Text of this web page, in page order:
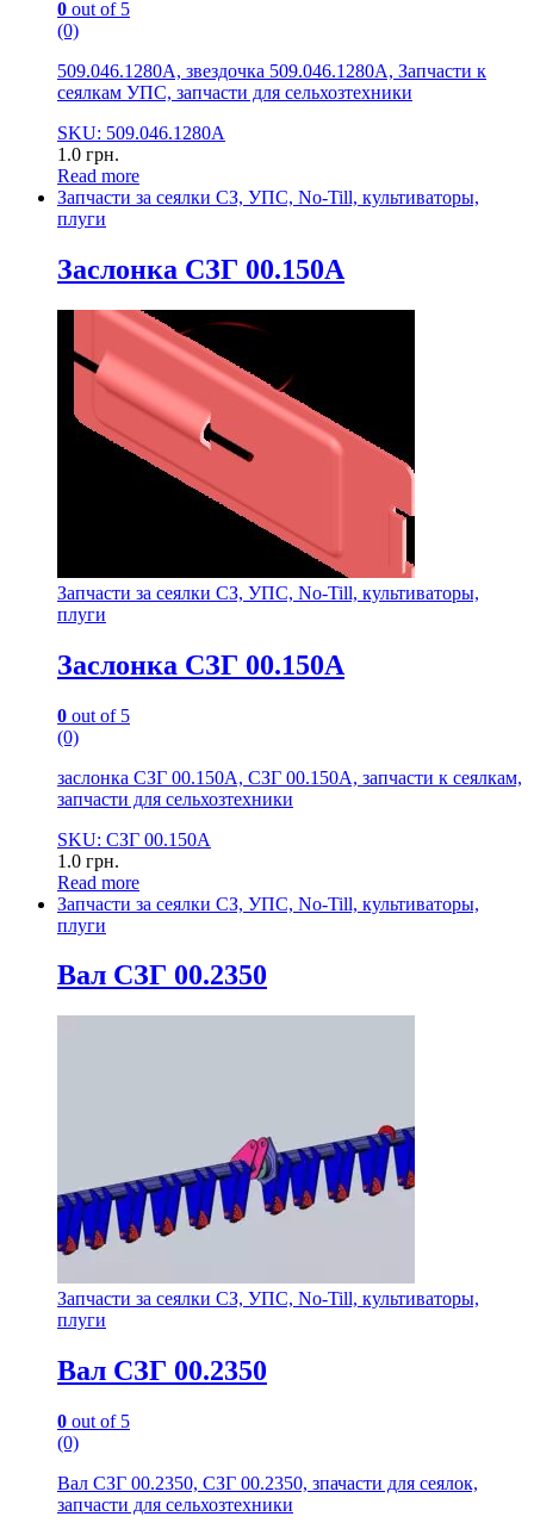
0 out of 5
(0)
509.046.1280А, звездочка 509.046.1280А, Запчасти к
сеялкам УПС, запчасти для сельхозтехники
SKU: 509.046.1280А
1.0 грн.
Read more
Запчасти за сеялки СЗ, УПС, No-Till, культиваторы,
плуги
Заслонка СЗГ 00.150А
Запчасти за сеялки СЗ, УПС, No-Till, культиваторы,
плуги
Заслонка СЗГ 00.150А
0 out of 5
(0)
заслонка СЗГ 00.150А, СЗГ 00.150А, запчасти к сеялкам,
запчасти для сельхозтехники
SKU: СЗГ 00.150А
1.0 грн.
Read more
Запчасти за сеялки СЗ, УПС, No-Till, культиваторы,
плуги
Вал СЗГ 00.2350
Запчасти за сеялки СЗ, УПС, No-Till, культиваторы,
плуги
Вал СЗГ 00.2350
0 out of 5
(0)
Вал СЗГ 00.2350, СЗГ 00.2350, зпачасти для сеялок,
запчасти для сельхозтехники